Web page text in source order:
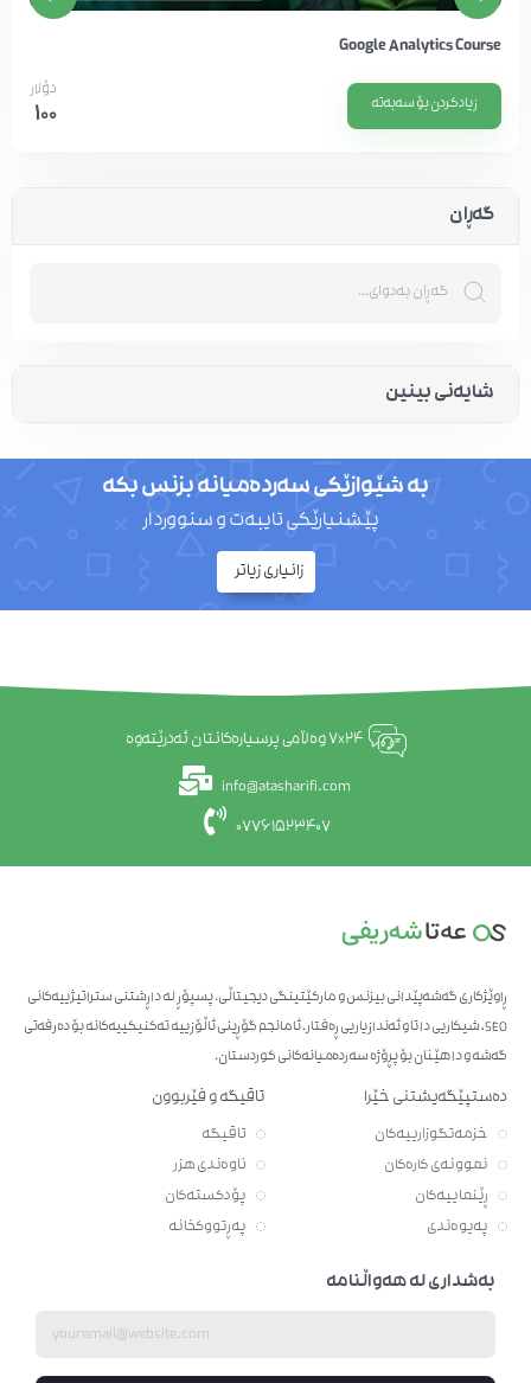
Google Analytics Course
زیادکردن بۆ سەبەتە
دۆلار
100
گەڕان
شایەنی بینین
بە شێوازێکی سەردەمیانە بزنس بکە
پێشنیارێکی تایبەت و سنووردار
زانیاری زیاتر
7x24 وەڵامی پرسیارەکانتان ئەدرێتەوە
info@atasharifi.com
07761523407
ڕاوێژکاری گەشەپێدانی بیزنس و مارکێتینگی دیجیتاڵی. پسپۆڕ لە داڕشتنی ستراتیژییەکانی
SEO، شیکاریی داتا و ئەندازیاریی ڕەفتار. ئامانجم گۆڕینی ئاڵۆزییە تەکنیکییەکانە بۆ دەرفەتی
گەشە و داهێنان بۆ پڕۆژە سەردەمیانەکانی کوردستان.
دەستپێگەیشتنی خێرا
خزمەتگوزارییەکان
نموونەی کارەکان
ڕێنماییەکان
پەیوەندی
تاقیگە و فێربوون
تاقیگە
ناوەندی هزر
پۆدکستەکان
پەڕتووکخانە
بەشداری لە هەواڵنامە